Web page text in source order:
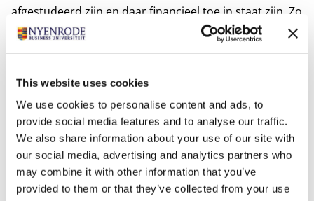
This website uses cookies
We use cookies to personalise content and ads, to
provide social media features and to analyse our traffic.
We also share information about your use of our site with
our social media, advertising and analytics partners who
may combine it with other information that you’ve
provided to them or that they’ve collected from your use
afgestudeerd zijn en daar financieel toe in staat zijn. Zo
krijgt het Scholarship Fund een doorlopende
financiering en kan het in de toekomst scholarships
scholarshipstudenten deze traditie steunen en
bijdragen naar vermogen.
De scholarships voor het academische jaar 2026-2027
zijn hieronder beschreven. Je kunt je hiervoor
aanmelden als je voldoet aan de eisen die worden
gesteld. Lees hiervoor het tabblad Voorwaarden en